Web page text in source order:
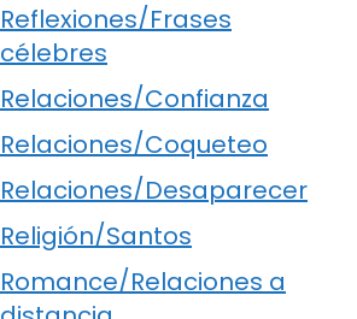
Reflexiones/Frases
célebres
Relaciones/Confianza
Relaciones/Coqueteo
Relaciones/Desaparecer
Religión/Santos
Romance/Relaciones a